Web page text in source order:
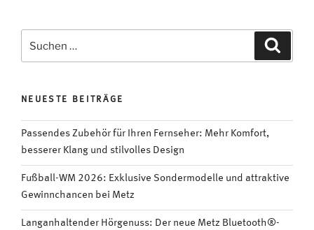
Minimalist
UHD-
Auflösung“
nach:
NEUESTE BEITRÄGE
Passendes Zubehör für Ihren Fernseher: Mehr Komfort,
besserer Klang und stilvolles Design
Fußball-WM 2026: Exklusive Sondermodelle und attraktive
Gewinnchancen bei Metz
Langanhaltender Hörgenuss: Der neue Metz Bluetooth®-